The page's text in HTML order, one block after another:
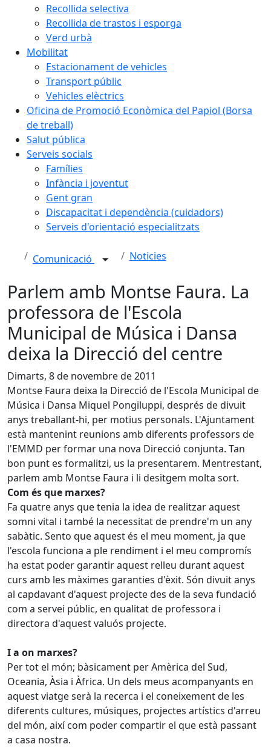
Recollida selectiva
Recollida de trastos i esporga
Verd urbà
Mobilitat
Estacionament de vehicles
Transport públic
Vehicles elèctrics
Oficina de Promoció Econòmica del Papiol (Borsa
de treball)
Salut pública
Serveis socials
Famílies
Infància i joventut
Gent gran
Discapacitat i dependència (cuidadors)
Serveis d'orientació especialitzats
Comunicació Noticies
Parlem amb Montse Faura. La
professora de l'Escola
Municipal de Música i Dansa
deixa la Direcció del centre
Dimarts, 8 de novembre de 2011
Montse Faura deixa la Direcció de l'Escola Municipal de
Música i Dansa Miquel Pongiluppi, després de divuit
anys treballant-hi, per motius personals. L'Ajuntament
està mantenint reunions amb diferents professors de
l'EMMD per formar una nova Direcció conjunta. Tan
bon punt es formalitzi, us la presentarem. Mentrestant,
parlem amb Montse Faura i li desitgem molta sort.
Com és que marxes?
Fa quatre anys que tenia la idea de realitzar aquest
somni vital i també la necessitat de prendre'm un any
sabàtic. Sento que aquest és el meu moment, ja que
l'escola funciona a ple rendiment i el meu compromís
ha estat poder garantir aquest relleu durant aquest
curs amb les màximes garanties d'èxit. Són divuit anys
al capdavant d'aquest projecte des de la seva fundació
com a servei públic, en qualitat de professora i
directora d'aquest valuós projecte.
I a on marxes?
Per tot el món; bàsicament per Amèrica del Sud,
Oceania, Àsia i Àfrica. Un dels meus acompanyants en
aquest viatge serà la recerca i el coneixement de les
diferents cultures, músiques, projectes artístics d'arreu
del món, així com poder compartir el que està passant
a casa nostra.